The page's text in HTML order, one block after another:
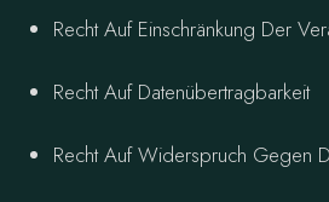
Recht Auf Einschränkung Der
Recht Auf Datenübertragbarkeit
Recht Auf Widerspruch Gegen